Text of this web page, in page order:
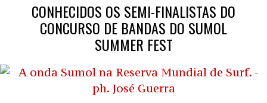
CONHECIDOS OS SEMI-FINALISTAS DO
CONCURSO DE BANDAS DO SUMOL
SUMMER FEST